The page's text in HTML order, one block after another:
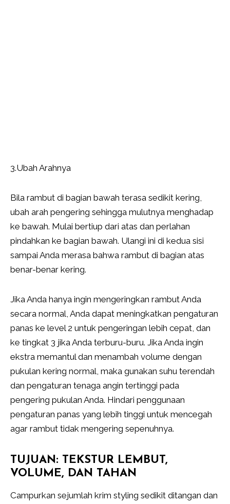
3.Ubah Arahnya
Bila rambut di bagian bawah terasa sedikit kering,
ubah arah pengering sehingga mulutnya menghadap
ke bawah. Mulai bertiup dari atas dan perlahan
pindahkan ke bagian bawah. Ulangi ini di kedua sisi
sampai Anda merasa bahwa rambut di bagian atas
benar-benar kering.
Jika Anda hanya ingin mengeringkan rambut Anda
secara normal, Anda dapat meningkatkan pengaturan
panas ke level 2 untuk pengeringan lebih cepat, dan
ke tingkat 3 jika Anda terburu-buru. Jika Anda ingin
ekstra memantul dan menambah volume dengan
pukulan kering normal, maka gunakan suhu terendah
dan pengaturan tenaga angin tertinggi pada
pengering pukulan Anda. Hindari penggunaan
pengaturan panas yang lebih tinggi untuk mencegah
agar rambut tidak mengering sepenuhnya.
TUJUAN: TEKSTUR LEMBUT,
VOLUME, DAN TAHAN
Campurkan sejumlah krim styling sedikit ditangan dan